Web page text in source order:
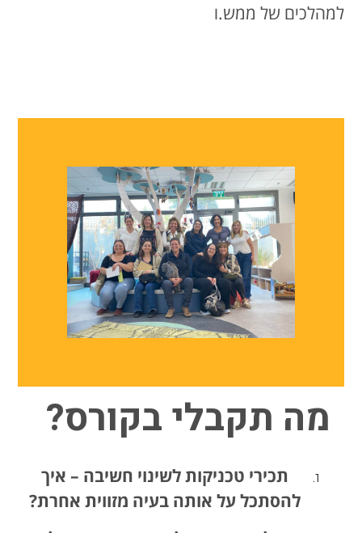
למהלכים של ממש.ו
מה תקבלי בקורס?
תכירי טכניקות לשינוי חשיבה – איך
להסתכל על אותה בעיה מזווית אחרת?